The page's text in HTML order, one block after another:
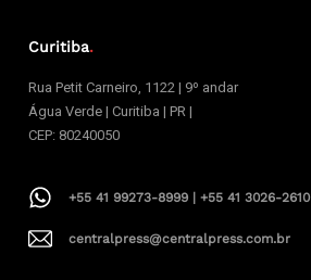
Curitiba.
Rua Petit Carneiro, 1122 | 9º andar
Água Verde | Curitiba | PR |
CEP: 80240050
+55 41 99273-8999 | +55 41 3026-2610
centralpress@centralpress.com.br